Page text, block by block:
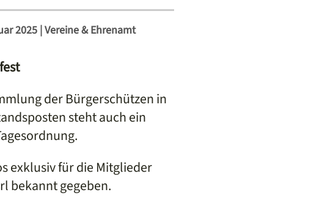
2025 |Vereine & Ehrenamt
der Bürgerschützen in
steht auch ein
exklusiv für die Mitglieder
bekannt gegeben.